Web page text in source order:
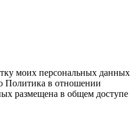
моих персональных данных
Политика в отношении
размещена в общем доступе